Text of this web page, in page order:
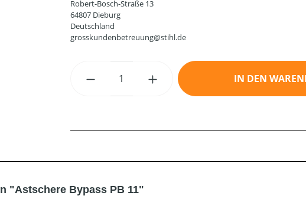
Robert-Bosch-Straße 13
64807 Dieburg
Deutschland
grosskundenbetreuung@stihl.de
Produkt Anzahl: Gib denIN DEN
"Astschere Bypass PB 11"